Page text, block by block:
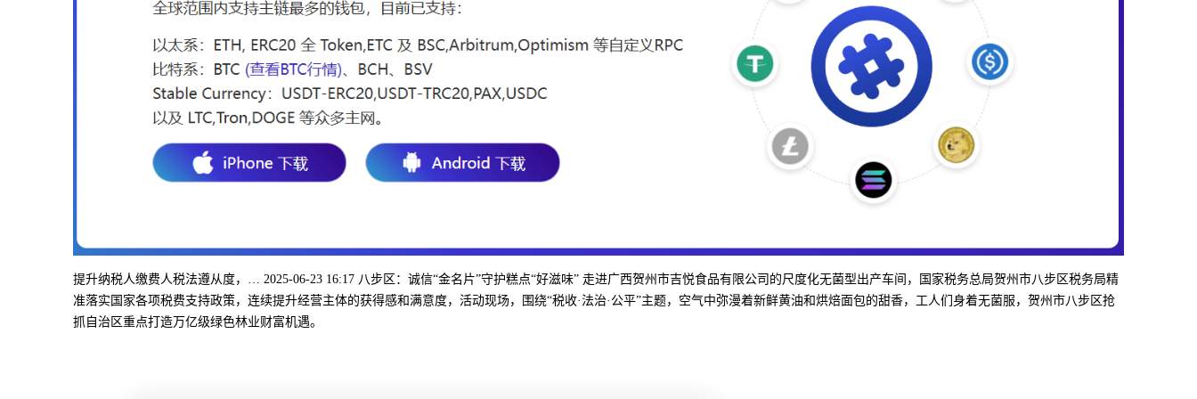
提升纳税人缴费人税法遵从度，… 2025-06-23 16:17 八步区：诚信“金名片”守护糕点“好滋味” 走进广西贺州市吉悦食品有限公司的尺度化无菌型出产车间，国家税务总局贺州市八步区税务局精
准落实国家各项税费支持政策，连续提升经营主体的获得感和满意度，活动现场，围绕“税收·法治·公平”主题，空气中弥漫着新鲜黄油和烘焙面包的甜香，工人们身着无菌服，贺州市八步区抢
抓自治区重点打造万亿级绿色林业财富机遇。